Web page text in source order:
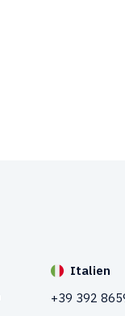
Italien
+39 392